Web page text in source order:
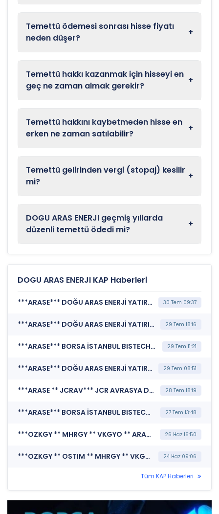
Temettü ödemesi sonrası hisse fiyatı
neden düşer?
+
Temettü hakkı kazanmak için hisseyi en
geç ne zaman almak gerekir?
+
Temettü hakkını kaybetmeden hisse en
erken ne zaman satılabilir?
+
Temettü gelirinden vergi (stopaj) kesilir
mi?
+
DOGU ARAS ENERJI geçmiş yıllarda
düzenli temettü ödedi mi?
+
DOGU ARAS ENERJI KAP Haberleri
***ARASE*** DOĞU ARAS ENERJİ YATIRIMLARI A.Ş. (Bağımsız Denetim Kuruluşunun Belirlenmesi) 30 Tem 09:37
***ARASE*** DOĞU ARAS ENERJİ YATIRIMLARI A.Ş. (Kredi Derecelendirmesi) 29 Tem 18:16
***ARASE*** BORSA İSTANBUL BISTECH DEVRE KESİCİ UYGULAMASI (Pay Bazında Devre Kesici Bildirimi) 29 Tem 11:21
***ARASE*** DOĞU ARAS ENERJİ YATIRIMLARI A.Ş. (Özel Durum Açıklaması (Genel)) 29 Tem 08:51
***ARASE ** JCRAV*** JCR AVRASYA DERECELENDİRME A.Ş. (Kredi Derecelendirmesi) 28 Tem 18:19
***ARASE*** BORSA İSTANBUL BISTECH DEVRE KESİCİ UYGULAMASI (Pay Bazında Devre Kesici Bildirimi) 27 Tem 13:48
***OZKGY ** MHRGY ** VKGYO ** ARASE ** EKGYO ** CEMTS ** AHSGY*** MERKEZİ KAYIT KURULUŞU A.Ş. (Pay Mali Hak Kullanım İşlemi - Nakit Ödeme) 26 Haz 16:50
***OZKGY ** OSTIM ** MHRGY ** VKGYO ** ARASE ** EKGYO ** CEMTS ** AHSGY*** BORSA İSTANBUL A.Ş. (BISTECH Pay Piyasası Alım Satım Sistemi Duyurusu) 24 Haz 09:06
Tüm KAP Haberleri